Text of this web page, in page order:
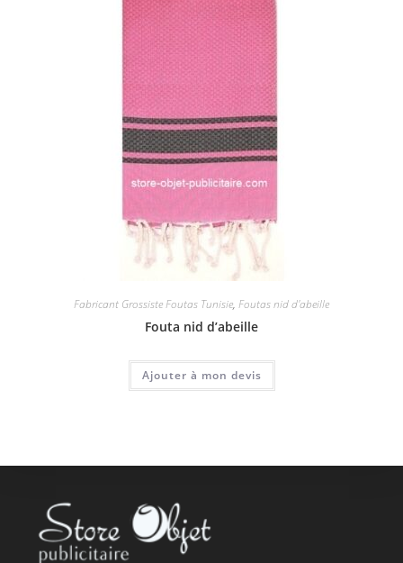
Fabricant Grossiste Foutas Tunisie, Foutas nid d'abeille
Fouta nid d’abeille
Ajouter à mon devis